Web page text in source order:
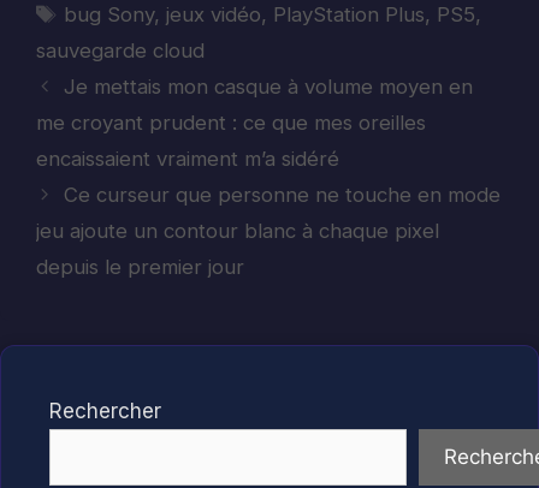
Étiquettes
bug Sony, jeux vidéo, PlayStation Plus, PS5,
sauvegarde cloud
Je mettais mon casque à volume moyen en
me croyant prudent : ce que mes oreilles
encaissaient vraiment m’a sidéré
Ce curseur que personne ne touche en mode
jeu ajoute un contour blanc à chaque pixel
depuis le premier jour
Rechercher